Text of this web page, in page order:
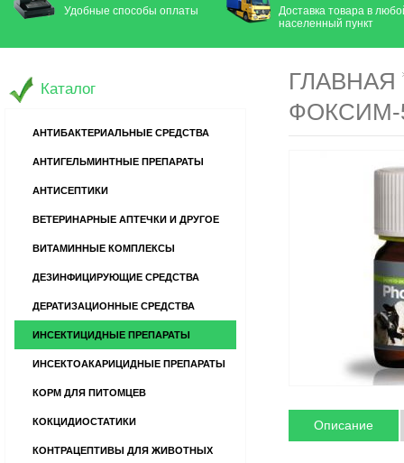
Удобные способы оплаты
Доставка товара в
населенный пункт
ГЛАВНАЯ
ФОКСИМ-
Описание
Каталог
АНТИБАКТЕРИАЛЬНЫЕ СРЕДСТВА
АНТИГЕЛЬМИНТНЫЕ ПРЕПАРАТЫ
АНТИСЕПТИКИ
ВЕТЕРИНАРНЫЕ АПТЕЧКИ И ДРУГОЕ
ВИТАМИННЫЕ КОМПЛЕКСЫ
ДЕЗИНФИЦИРУЮЩИЕ СРЕДСТВА
ДЕРАТИЗАЦИОННЫЕ СРЕДСТВА
ИНСЕКТИЦИДНЫЕ ПРЕПАРАТЫ
ИНСЕКТОАКАРИЦИДНЫЕ ПРЕПАРАТЫ
КОРМ ДЛЯ ПИТОМЦЕВ
КОКЦИДИОСТАТИКИ
КОНТРАЦЕПТИВЫ ДЛЯ ЖИВОТНЫХ